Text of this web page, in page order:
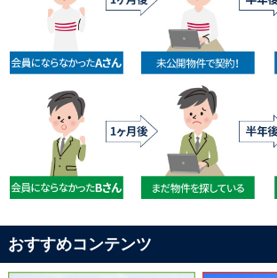
おすすめコンテンツ